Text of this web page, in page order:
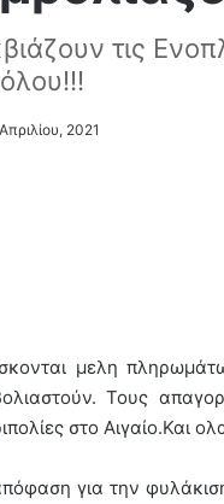
τις
2021
μελη
Τους
στο Αιγαίο.Και
για την